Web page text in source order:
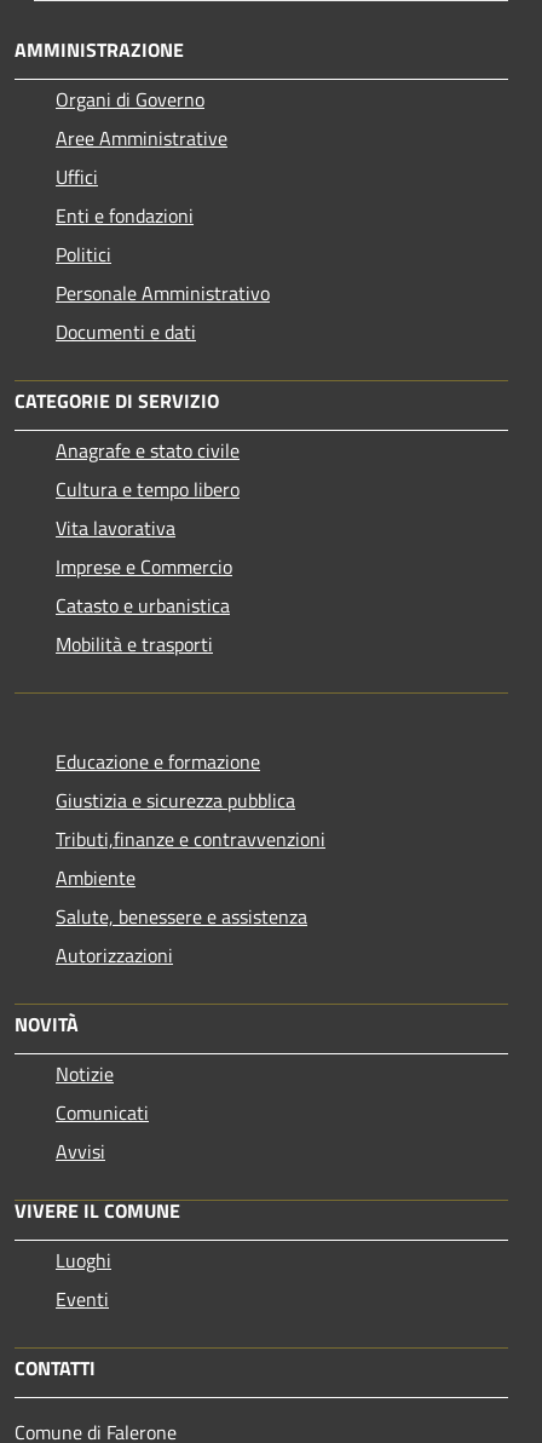
AMMINISTRAZIONE
Organi di Governo
Aree Amministrative
Uffici
Enti e fondazioni
Politici
Personale Amministrativo
Documenti e dati
CATEGORIE DI SERVIZIO
Anagrafe e stato civile
Cultura e tempo libero
Vita lavorativa
Imprese e Commercio
Catasto e urbanistica
Mobilità e trasporti
Educazione e formazione
Giustizia e sicurezza pubblica
Tributi,finanze e contravvenzioni
Ambiente
Salute, benessere e assistenza
Autorizzazioni
NOVITÀ
Notizie
Comunicati
Avvisi
VIVERE IL COMUNE
Luoghi
Eventi
CONTATTI
Comune di Falerone